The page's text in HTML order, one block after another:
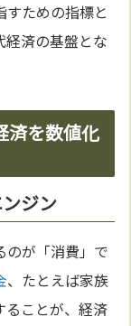
すための指標と
経済の基盤とな
済を数値化
ジン
のが「消費」で
、たとえば家族
ることが、経済